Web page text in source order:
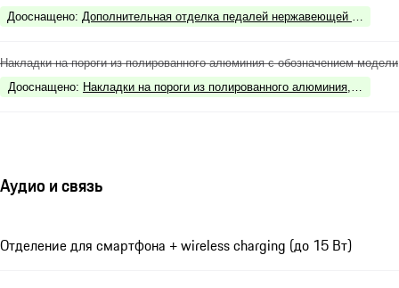
Дооснащено: Дополнительная отделка педалей нержавеющей сталью
Накладки на пороги из полированного алюминия с обозначением модели
Дооснащено: Накладки на пороги из полированного алюминия, с
Аудио и связь
Отделение для смартфона + wireless charging (до 15 Вт)